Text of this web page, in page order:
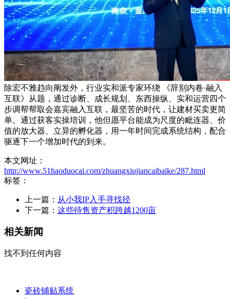
除宏不雅趋向阐发外，行业实和派专家环绕 《辞别内卷·融入
互联》从题，通过诊断、成长规划、东西操纵、实和运营四个
步调帮帮取会嘉宾融入互联，最坚苦的时代，让建材买卖更简
单。通过获客实操培训，他但愿平台能成为尺度的毗连器、价
值的放大器、立异的孵化器，用一年时间完成系统结构，配合
驱逐下一个增加时代的到来。
本文网址：
http://www.51haoduocai.com/zhuangxiujiancaibaike/287.html
标签：
上一篇： 从小我IP入手寻找径
下一篇： 这些待售资产积跨越1200亩
相关新闻
找不到任何内容
瓷砖铺贴系统